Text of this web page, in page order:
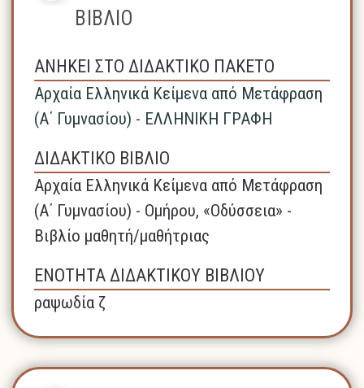
ΒΙΒΛΙΟ
ΑΝΗΚΕΙ ΣΤΟ ΔΙΔΑΚΤΙΚΟ ΠΑΚΕΤΟ
Αρχαία Ελληνικά Κείμενα από Μετάφραση
(Α΄ Γυμνασίου) - ΕΛΛΗΝΙΚΗ ΓΡΑΦΗ
ΔΙΔΑΚΤΙΚΟ ΒΙΒΛΙΟ
Αρχαία Ελληνικά Κείμενα από Μετάφραση
(Α΄ Γυμνασίου) - Ομήρου, «Οδύσσεια» -
Βιβλίο μαθητή/μαθήτριας
ΕΝΟΤΗΤΑ ΔΙΔΑΚΤΙΚΟΥ ΒΙΒΛΙΟΥ
ραψωδία ζ